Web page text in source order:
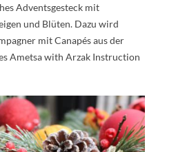
Adventsgesteck mit
und Blüten. Dazu wird
mit Canapés aus der
Ametsa with Arzak Instruction